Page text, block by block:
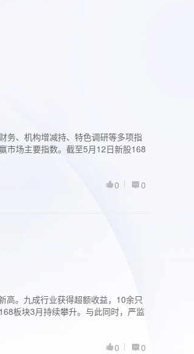
务、机构增减持、特色调研等多项指
市场主要指数。截至5月12日新股168
0
0
高。九成行业获得超额收益，10余只
板块3月持续攀升。与此同时，严监
0
0